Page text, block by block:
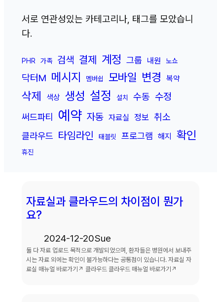
서로 연관성있는 카테고리나, 태그를 모았습니
다.
PHR 가족 검색 결제 계정 그룹 내원 노쇼
닥터M 메시지 멤버쉽 모바일 변경 복약
삭제 색상 생성 설정 설치 수동 수정
써드파티 예약 자동 자료실 정보 취소
클라우드 타임라인 태블릿 프로그램 해지 확인
휴진
자료실과 클라우드의 차이점이 뭔가
요?
2024-12-20Sue
둘 다 자료 업로드 목적으로 개발되었으며, 환자들은 병원에서 보내주
시는 자료 외에는 확인이 불가능하다는 공통점이 있습니다. 자료실 자
료실 매뉴얼 바로가기↗ 클라우드 클라우드 매뉴얼 바로가기↗